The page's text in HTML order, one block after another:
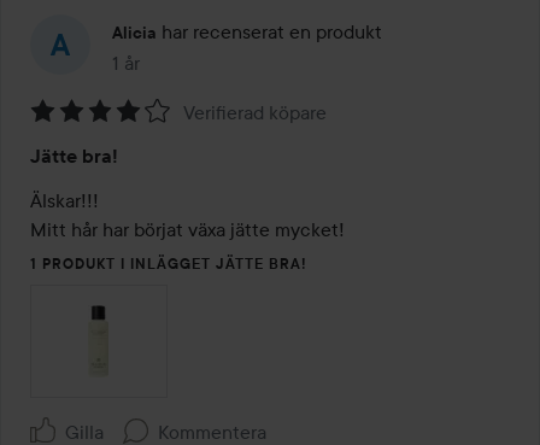
Alicia har recenserat en produkt
1 år
Inlägget skapades 1 år
4
av
5
Verifierad köpare
Jätte bra!
Älskar!!!
Mitt hår har börjat växa jätte mycket!
1 PRODUKT I INLÄGGET JÄTTE BRA!
Gilla Kommentera